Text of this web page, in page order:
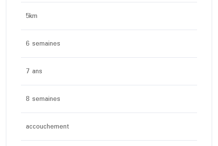
5km
6 semaines
7 ans
8 semaines
accouchement